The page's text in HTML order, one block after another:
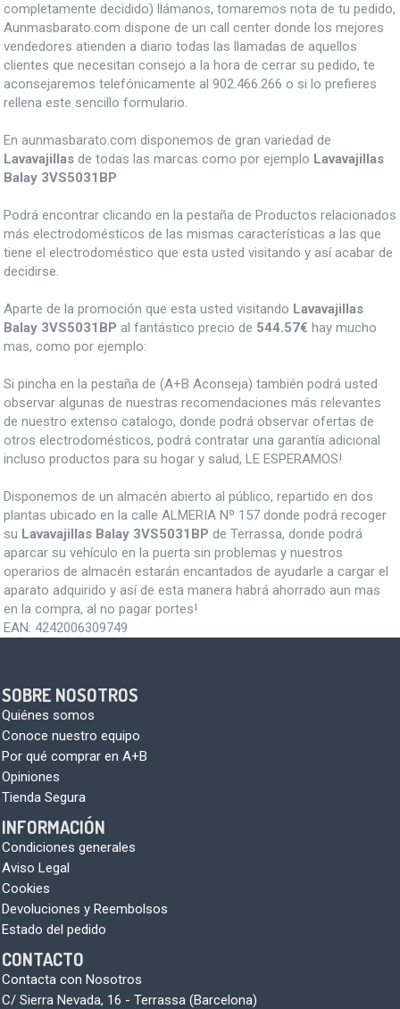
completamente decidido) llámanos, tomaremos nota de tu pedido,
Aunmasbarato.com dispone de un call center donde los mejores
vendedores atienden a diario todas las llamadas de aquellos
clientes que necesitan consejo a la hora de cerrar su pedido, te
aconsejaremos telefónicamente al 902.466.266 o si lo prefieres
rellena este sencillo formulario.
En aunmasbarato.com disponemos de gran variedad de
Lavavajillas de todas las marcas como por ejemplo Lavavajillas
Balay 3VS5031BP
Podrá encontrar clicando en la pestaña de Productos relacionados
más electrodomésticos de las mismas características a las que
tiene el electrodoméstico que esta usted visitando y así acabar de
decidirse.
Aparte de la promoción que esta usted visitando Lavavajillas
Balay 3VS5031BP al fantástico precio de 544.57€ hay mucho
mas, como por ejemplo:
Si pincha en la pestaña de (A+B Aconseja) también podrá usted
observar algunas de nuestras recomendaciones más relevantes
de nuestro extenso catalogo, donde podrá observar ofertas de
otros electrodomésticos, podrá contratar una garantía adicional
incluso productos para su hogar y salud, LE ESPERAMOS!
Disponemos de un almacén abierto al público, repartido en dos
plantas ubicado en la calle ALMERIA Nº 157 donde podrá recoger
su Lavavajillas Balay 3VS5031BP de Terrassa, donde podrá
aparcar su vehículo en la puerta sin problemas y nuestros
operarios de almacén estarán encantados de ayudarle a cargar el
aparato adquirido y así de esta manera habrá ahorrado aun mas
en la compra, al no pagar portes!
EAN: 4242006309749
SOBRE NOSOTROS
Quiénes somos
Conoce nuestro equipo
Por qué comprar en A+B
Opiniones
Tienda Segura
INFORMACIÓN
Condiciones generales
Aviso Legal
Cookies
Devoluciones y Reembolsos
Estado del pedido
CONTACTO
Contacta con Nosotros
C/ Sierra Nevada, 16 - Terrassa (Barcelona)